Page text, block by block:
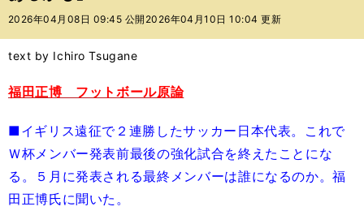
ー
バ
2026年04月08日 09:45 公開 2026年04月10日 10:04 更新
text by Ichiro Tsugane
福田正博 フットボール原論
■イギリス遠征で２連勝したサッカー日本代表。これで
Ｗ杯メンバー発表前最後の強化試合を終えたことにな
る。５月に発表される最終メンバーは誰になるのか。福
田正博氏に聞いた。